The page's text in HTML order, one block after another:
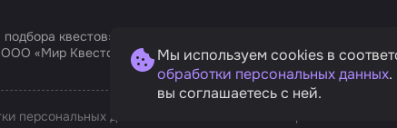
квестов»
ООО «Мир Квестов С», ИНН 9725168751
персональных данных
Мы используем cookies в
обработки персональных данных.
вы соглашаетесь с ней.